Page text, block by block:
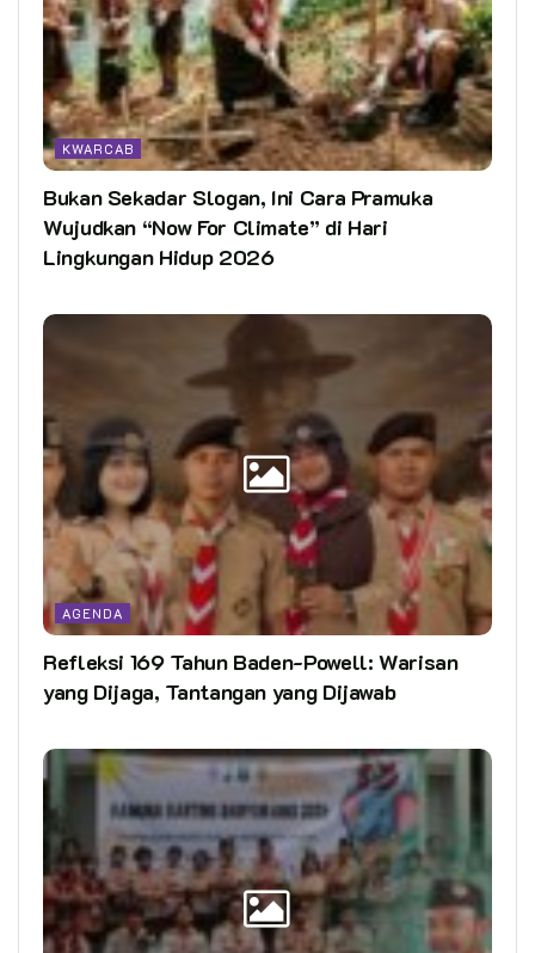
KWARCAB
Bukan Sekadar Slogan, Ini Cara Pramuka
Wujudkan “Now For Climate” di Hari
Lingkungan Hidup 2026
AGENDA
Refleksi 169 Tahun Baden-Powell: Warisan
yang Dijaga, Tantangan yang Dijawab